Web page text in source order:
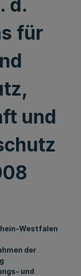
d.
für
und
Westfalen
der
und